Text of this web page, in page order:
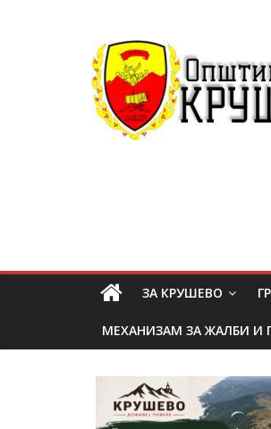
ЗА КРУШЕВО
МЕХАНИЗАМ ЗА ЖАЛБИ И